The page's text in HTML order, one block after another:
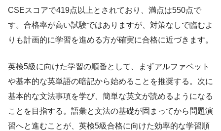
CSEスコアで419点以上とされており、満点は550点で
す。合格率が高い試験ではありますが、対策なしで臨むよ
りも計画的に学習を進める方が確実に合格に近づきます。
英検5級に向けた学習の順番として、まずアルファベット
や基本的な英単語の暗記から始めることを推奨する。次に
基本的な文法事項を学び、簡単な英文が読めるようになる
ことを目指する。語彙と文法の基礎が固まってから問題演
習へと進むことが、英検5級合格に向けた効率的な学習順